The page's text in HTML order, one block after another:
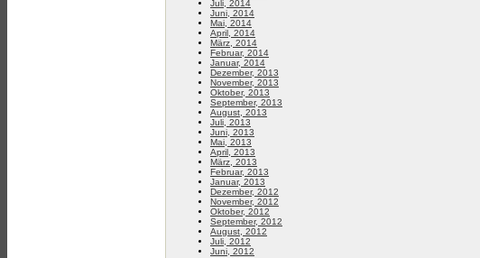
Juli, 2014
Juni, 2014
Mai, 2014
April, 2014
März, 2014
Februar, 2014
Januar, 2014
Dezember, 2013
November, 2013
Oktober, 2013
September, 2013
August, 2013
Juli, 2013
Juni, 2013
Mai, 2013
April, 2013
März, 2013
Februar, 2013
Januar, 2013
Dezember, 2012
November, 2012
Oktober, 2012
September, 2012
August, 2012
Juli, 2012
Juni, 2012